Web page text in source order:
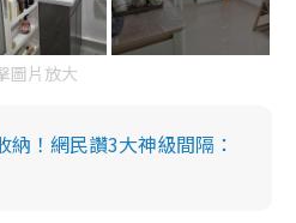
圖片放大
！網民讚3大神級間隔：